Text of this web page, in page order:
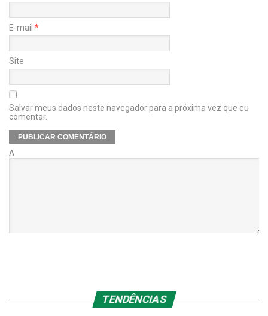
E-mail *
Site
Salvar meus dados neste navegador para a próxima vez que eu
comentar.
Δ
TENDÊNCIAS